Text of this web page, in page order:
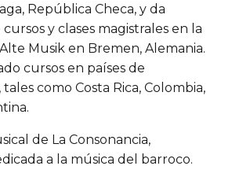
República Checa, y da
y clases magistrales en la
Musik en Bremen, Alemania.
cursos en países de
como Costa Rica, Colombia,
de La Consonancia,
a la música del barroco.